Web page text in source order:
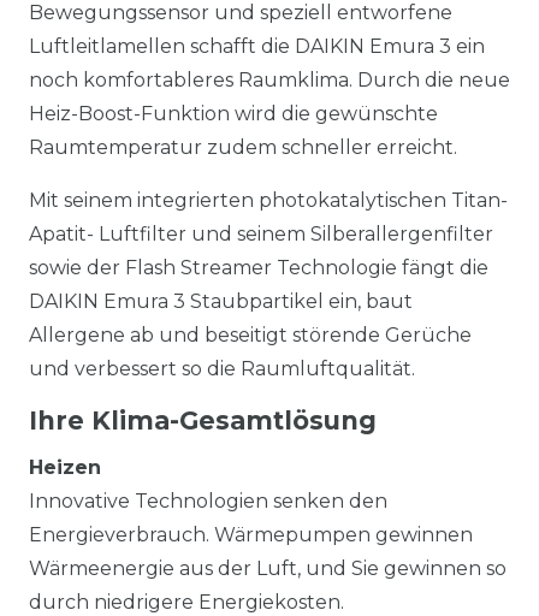
Bewegungssensor und speziell entworfene
Luftleitlamellen schafft die DAIKIN Emura 3 ein
noch komfortableres Raumklima. Durch die neue
Heiz-Boost-Funktion wird die gewünschte
Raumtemperatur zudem schneller erreicht.
Mit seinem integrierten photokatalytischen Titan-
Apatit- Luftfilter und seinem Silberallergenfilter
sowie der Flash Streamer Technologie fängt die
DAIKIN Emura 3 Staubpartikel ein, baut
Allergene ab und beseitigt störende Gerüche
und verbessert so die Raumluftqualität.
Ihre Klima-Gesamtlösung
Heizen
Innovative Technologien senken den
Energieverbrauch. Wärmepumpen gewinnen
Wärmeenergie aus der Luft, und Sie gewinnen so
durch niedrigere Energiekosten.